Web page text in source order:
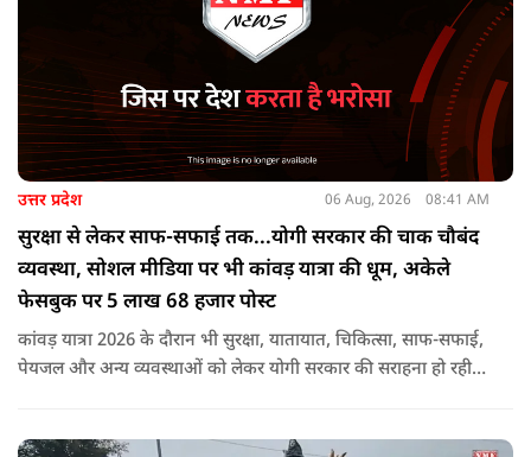
उत्तर प्रदेश 06 Aug, 2026 08:41 AM
सुरक्षा से लेकर साफ-सफाई तक...योगी सरकार की चाक चौबंद
व्यवस्था, सोशल मीडिया पर भी कांवड़ यात्रा की धूम, अकेले
फेसबुक पर 5 लाख 68 हजार पोस्ट
कांवड़ यात्रा 2026 के दौरान भी सुरक्षा, यातायात, चिकित्सा, साफ-सफाई,
पेयजल और अन्य व्यवस्थाओं को लेकर योगी सरकार की सराहना हो रही